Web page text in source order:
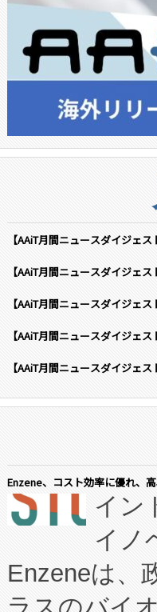
【AAiT月間ニュースダイジェ
【AAiT月間ニュースダイジェ
【AAiT月間ニュースダイジェ
【AAiT月間ニュースダイジェ
【AAiT月間ニュースダイジェ
Enzene、コスト効率に優れ、
イン
イノ
Enzeneは、